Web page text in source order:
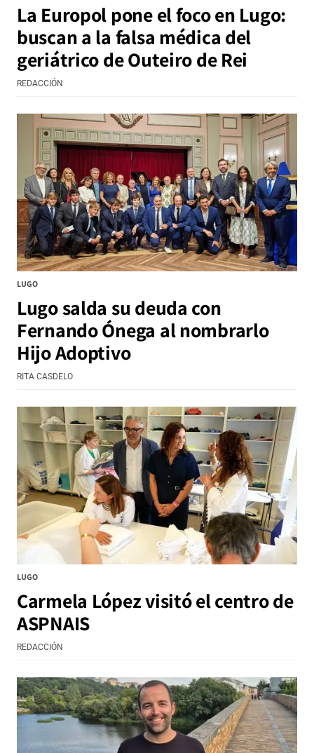
La Europol pone el foco en Lugo:
buscan a la falsa médica del
geriátrico de Outeiro de Rei
REDACCIÓN
LUGO
Lugo salda su deuda con
Fernando Ónega al nombrarlo
Hijo Adoptivo
RITA CASDELO
LUGO
Carmela López visitó el centro de
ASPNAIS
REDACCIÓN